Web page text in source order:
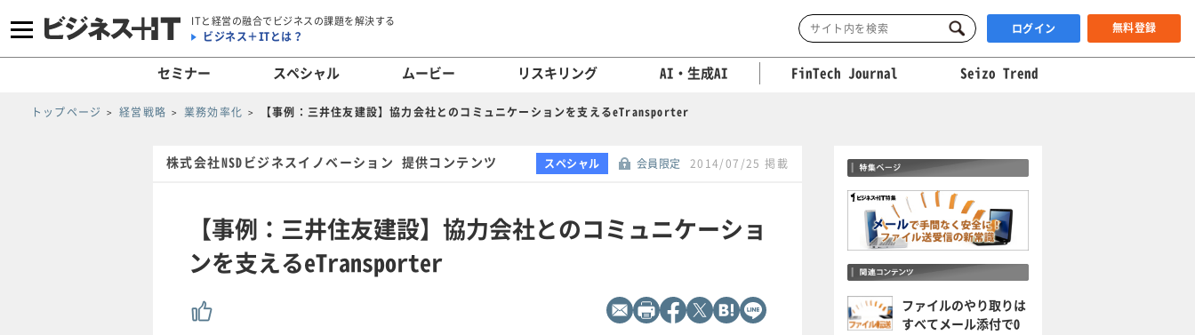
ITと経営の融合でビジネスの課題を解決する
ビジネス＋ITとは？ ログイン 無料登録
セミナー スペシャル ムービー リスキリング AI・生成AI FinTech Journal Seizo Trend
トップページ 経営戦略 業務効率化 【事例：三井住友建設】協力会社とのコミュニケーションを支えるeTransporter
株式会社NSDビジネスイノベーション 提供コンテンツ スペシャル 会員限定 2014/07/25 掲載
【事例：三井住友建設】協力会社とのコミュニケーショ
ンを支えるeTransporter
ファイルのやり取りは
すべてメール添付でO